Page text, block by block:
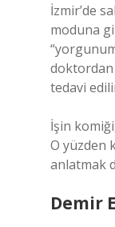
İzmir’de
moduna
doktordan
tedavi
İşin
O yüzden
anlatmak
Demir